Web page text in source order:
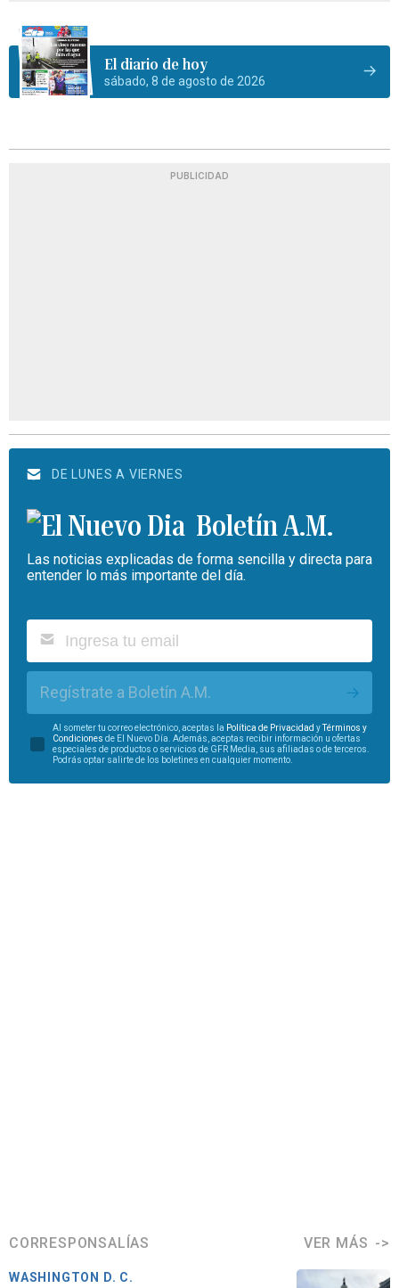
El diario de hoy
sábado, 8 de agosto de 2026
PUBLICIDAD
DE LUNES A VIERNES
Boletín A.M.
Las noticias explicadas de forma sencilla y directa para
entender lo más importante del día.
Regístrate a Boletín A.M.
Al someter tu correo electrónico, aceptas la Política de Privacidad yTérminos y
Condiciones de El Nuevo Día. Además, aceptas recibir información u ofertas
especiales de productos o servicios de GFR Media, sus afiliadas o de terceros.
Podrás optar salirte de los boletines en cualquier momento.
CORRESPONSALÍAS VER MÁS
WASHINGTON D. C.